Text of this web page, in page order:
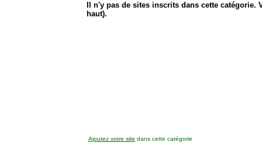
Il n'y pas de sites inscrits dans cette
haut).
Ajoutez votre site dans cette catégorie